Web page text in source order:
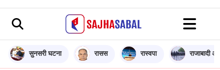
सुनसरी घटना रासस रास्वपा राजाबादी